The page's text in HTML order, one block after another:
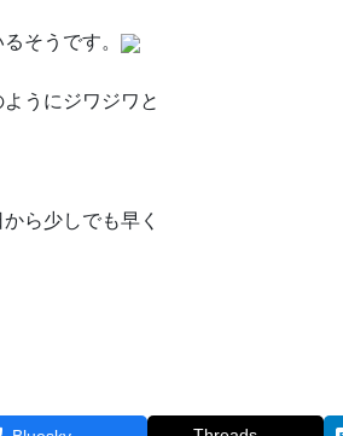
そうです。
うにジワジワと
ら少しでも早く